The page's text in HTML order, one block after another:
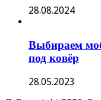
28.08.2024
Выбираем
под ковёр
28.05.2023